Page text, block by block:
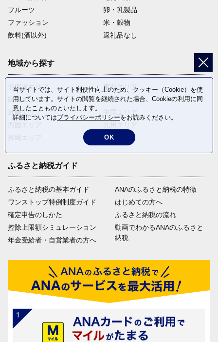
フルーツ
卵・乳製品
ファッション
米・穀物
飲料(酒以外)
返礼品なし
地域から探す
北海道エリア
関東エリア
近畿エリア
東北エリア
中部エリア
ふるさと納税ガイド
ふるさと納税の基本ガイド
ワンストップ特例制度ガイド
確定申告のしかた
控除上限額シミュレーション
年金受給者・自営業者の方へ
ANAのふるさと納税の特徴
はじめての方へ
ふるさと納税の流れ
動画でわかるANAのふるさと
納税
当サイトでは、サイト利便性向上のため、クッキー（Cookie）を使
用しています。サイトの閲覧を継続された場合、Cookieの利用に同
意したことものといたします。
詳細についてはプライバシーポリシーをお読みください。
OK